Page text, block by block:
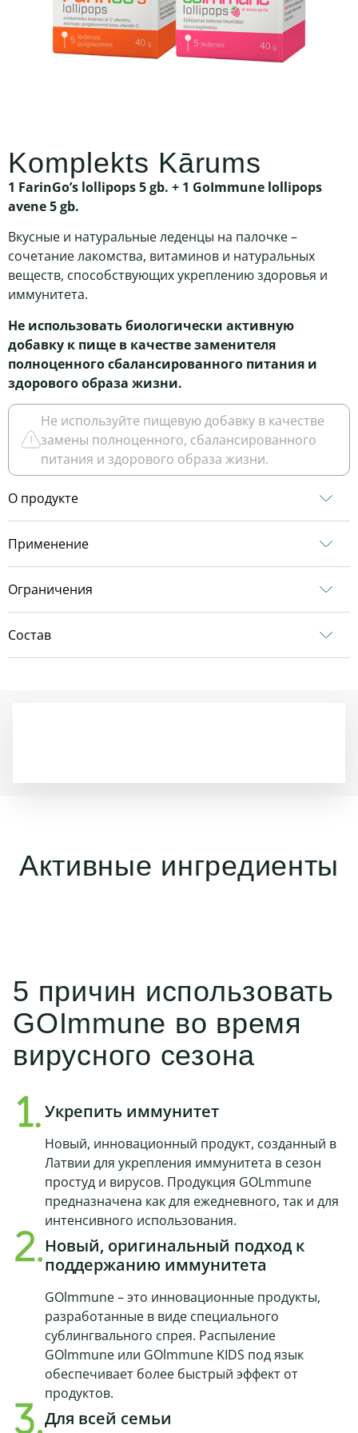
Komplekts Kārums
1 FarinGo’s lollipops 5 gb. + 1 GoImmune lollipops
avene 5 gb.
Вкусные и натуральные леденцы на палочке –
cочетание лакомства, витаминов и натуральных
веществ, способствующих укреплению здоровья и
иммунитета.
Не использовать биологически активную
добавку к пище в качестве заменителя
полноценного сбалансированного питания и
здoрового образа жизни.
Не используйте пищевую добавку в качестве
замены полноценного, сбалансированного
питания и здорового образа жизни.
О продукте
Применение
Ограничения
Состав
Активные ингредиенты
5 причин использовать
GOImmune во время
вирусного сезона
Укрепить иммунитет
Новый, инновационный продукт, созданный в
Латвии для укрепления иммунитета в сезон
простуд и вирусов. Продукция GOLmmune
предназначена как для ежедневного, так и для
интенсивного использования.
Новый, оригинальный подход к
поддержанию иммунитета
GOlmmune – это инновационные продукты,
разработанные в виде специального
сублингвального спрея. Распыление
GOlmmune или GOlmmune KIDS под язык
обеспечивает более быстрый эффект от
продуктов.
Для всей семьи